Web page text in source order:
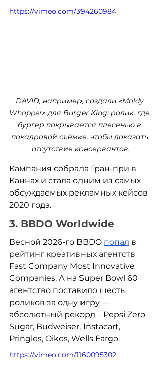
https://vimeo.com/394260984
DAVID, например, создали «Moldy
Whopper» для Burger King: ролик, где
бургер покрывается плесенью в
покадровой съёмке, чтобы доказать
отсутствие консервантов.
Кампания собрала Гран-при в
Каннах и стала одним из самых
обсуждаемых рекламных кейсов
2020 года.
3. BBDO Worldwide
Весной 2026-го BBDO попал в
рейтинг креативных агентств
Fast Company Most Innovative
Companies. А на Super Bowl 60
агентство поставило шесть
роликов за одну игру —
абсолютный рекорд – Pepsi Zero
Sugar, Budweiser, Instacart,
Pringles, Oikos, Wells Fargo.
https://vimeo.com/1160095302